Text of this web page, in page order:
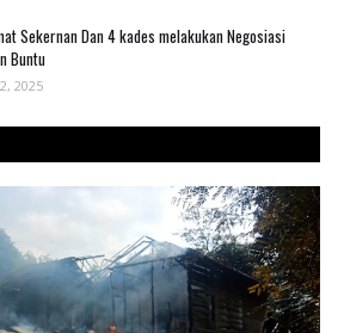
Sekernan Dan 4 kades melakukan Negosiasi
Buntu
2025